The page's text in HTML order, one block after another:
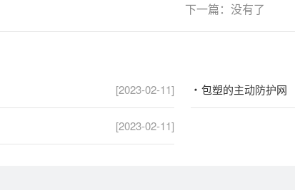
下一篇：没有了
[2023-02-11] 包塑的主动防护网
[2023-02-11]